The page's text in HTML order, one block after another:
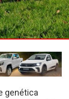
genética